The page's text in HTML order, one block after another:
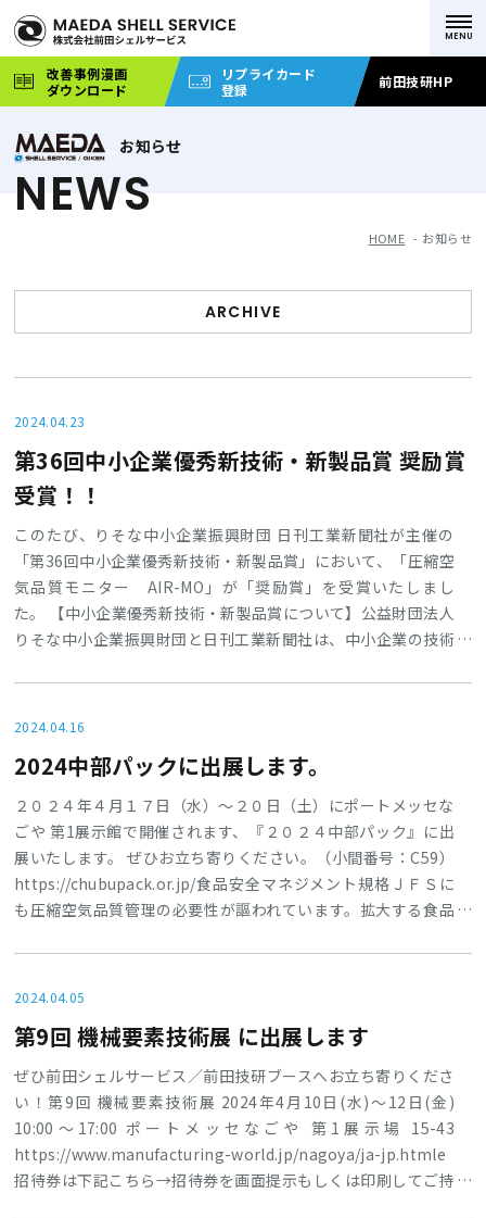
改善事例漫画
ダウンロード
リプライカード
登録
前田技研HP
お知らせ
NEWS
HOME お知らせ
ARCHIVE
2024.04.23
第36回中小企業優秀新技術・新製品賞 奨励賞
受賞！！
このたび、りそな中小企業振興財団 日刊工業新聞社が主催の
「第36回中小企業優秀新技術・新製品賞」において、「圧縮空
気品質モニター AIR-MO」が「奨励賞」を受賞いたしまし
た。 【中小企業優秀新技術・新製品賞について】公益財団法人
りそな中小企業振興財団と日刊工業新聞社は、中小企業の技術
年から「中小企業優秀新技術・新製品賞」を設け、中小企業の
日刊工業新聞社▶日刊工業産業研究所 「第36回中小企業優秀
新技術・新製品」受賞
2024.04.16
2024中部パックに出展します。
２０２４年４月１７日（水）～２０日（土）にポートメッセな
ごや 第1展示館で開催されます、『２０２４中部パック』に出
展いたします。 ぜひお立ち寄りください。（小間番号：C59）
https://chubupack.or.jp/食品安全マネジメント規格ＪＦＳに
も圧縮空気品質管理の必要性が謳われています。拡大する食品
対応した食品製造工程において安心・安全にご使用いただける
2024.04.05
第9回 機械要素技術展 に出展します
ぜひ前田シェルサービス／前田技研ブースへお立ち寄りくださ
い！第9回 機械要素技術展 2024年4月10日(水)～12日(金)
10:00～17:00 ポートメッセなごや 第1展示場 15-43
https://www.manufacturing-world.jp/nagoya/ja-jp.htmle
招待券は下記こちら→招待券を画面提示もしくは印刷してご持